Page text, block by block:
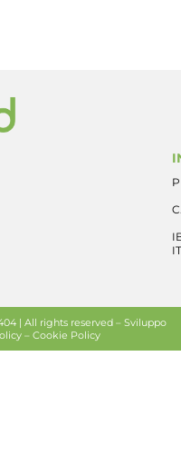
| All rights reserved – Sviluppo
– Cookie Policy